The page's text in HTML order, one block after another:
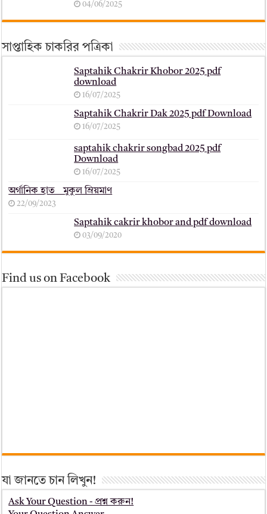
04/06/2025
সাপ্তাহিক চাকরির পত্রিকা
Saptahik Chakrir Khobor 2025 pdf
download
16/07/2025
Saptahik Chakrir Dak 2025 pdf Download
16/07/2025
saptahik chakrir songbad 2025 pdf
Download
16/07/2025
অর্গানিক হাত _ মুকুল ম্রিয়মাণ
22/09/2023
Saptahik cakrir khobor and pdf download
03/09/2020
Find us on Facebook
যা জানতে চান লিখুন!
Ask Your Question - প্রশ্ন করুন!